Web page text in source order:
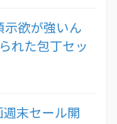
示欲が強いん
れた包丁セッ
週末セール開